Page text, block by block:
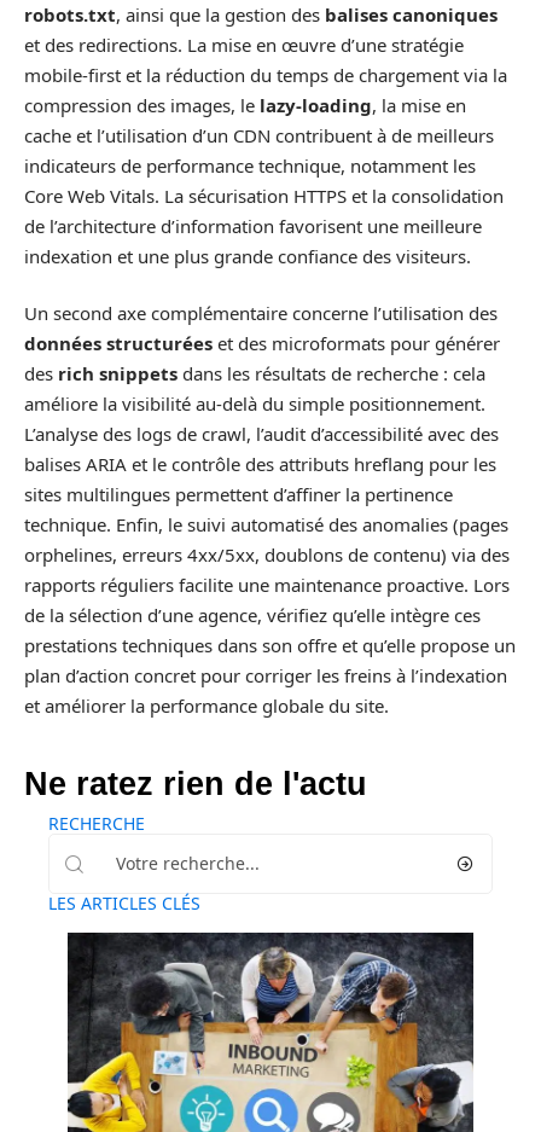
robots.txt, ainsi que la gestion des balises canoniques
et des redirections. La mise en œuvre d’une stratégie
mobile-first et la réduction du temps de chargement via la
compression des images, le lazy-loading, la mise en
cache et l’utilisation d’un CDN contribuent à de meilleurs
indicateurs de performance technique, notamment les
Core Web Vitals. La sécurisation HTTPS et la consolidation
de l’architecture d’information favorisent une meilleure
indexation et une plus grande confiance des visiteurs.
Un second axe complémentaire concerne l’utilisation des
données structurées et des microformats pour générer
des rich snippets dans les résultats de recherche : cela
améliore la visibilité au-delà du simple positionnement.
L’analyse des logs de crawl, l’audit d’accessibilité avec des
balises ARIA et le contrôle des attributs hreflang pour les
sites multilingues permettent d’affiner la pertinence
technique. Enfin, le suivi automatisé des anomalies (pages
orphelines, erreurs 4xx/5xx, doublons de contenu) via des
rapports réguliers facilite une maintenance proactive. Lors
de la sélection d’une agence, vérifiez qu’elle intègre ces
prestations techniques dans son offre et qu’elle propose un
plan d’action concret pour corriger les freins à l’indexation
et améliorer la performance globale du site.
Ne ratez rien de l'actu
RECHERCHE
LES ARTICLES CLÉS